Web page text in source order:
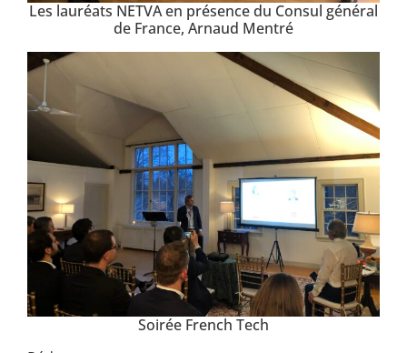
Les lauréats NETVA en présence du Consul général
de France, Arnaud Mentré
Soirée French Tech